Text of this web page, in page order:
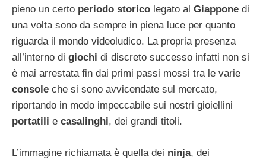
pieno un certo periodo storico legato al Giappone di
una volta sono da sempre in piena luce per quanto
riguarda il mondo videoludico. La propria presenza
all’interno di giochi di discreto successo infatti non si
è mai arrestata fin dai primi passi mossi tra le varie
console che si sono avvicendate sul mercato,
riportando in modo impeccabile sui nostri gioiellini
portatili e casalinghi, dei grandi titoli.
L’immagine richiamata è quella dei ninja, dei